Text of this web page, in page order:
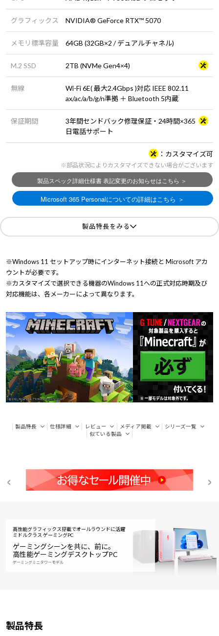
グラフィックス NVIDIA® GeForce RTX™ 5070
メモリ標準容量 64GB (32GB×2 / デュアルチャネル)
M.2 SSD 2TB (NVMe Gen4×4)
無線
Wi-Fi 6E( 最大2.4Gbps )対応 IEEE 802.11
ax/ac/a/b/g/n準拠 ＋ Bluetooth 5内蔵
保証期間
3年間センドバック修理保証・24時間×365
日電話サポート
カスタマイズ可
※部品状況によりカスタマイズできない場合がございます
製品特長をみる
※Windows 11 セットアップ時にインターネット接続と Microsoft アカ
ウントが必要です。
※カスタマイズで選択できる機器のWindows 11への正式対応時期及び
対応機能は、各メーカーによって異なります。
製品特長 仕様詳細 レビュー メディア掲載
シリーズ一覧
似ている製品
高性能グラフィックス搭載でオールラウンドに活躍
ミドルクラス ゲーミングPC
ゲーミングシーンを共に、前に。
高性能ゲーミングデスクトップPC
ゲーミングミニタワーモデル
製品特長